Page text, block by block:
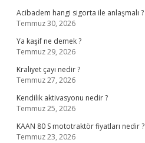
Acibadem hangi sigorta ile anlaşmalı ?
Temmuz 30, 2026
Ya kaşif ne demek ?
Temmuz 29, 2026
Kraliyet çayı nedir ?
Temmuz 27, 2026
Kendilik aktivasyonu nedir ?
Temmuz 25, 2026
KAAN 80 S mototraktör fiyatları nedir ?
Temmuz 23, 2026